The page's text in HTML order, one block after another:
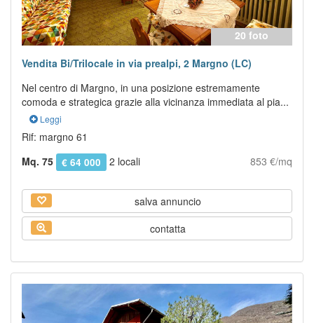
20 foto
Vendita Bi/Trilocale in via prealpi, 2 Margno (LC)
Nel centro di Margno, in una posizione estremamente
comoda e strategica grazie alla vicinanza immediata al pia...
Leggi
Rif: margno 61
Mq. 75
€ 64 000 2 locali 853 €/mq
salva annuncio
contatta
Previous Next